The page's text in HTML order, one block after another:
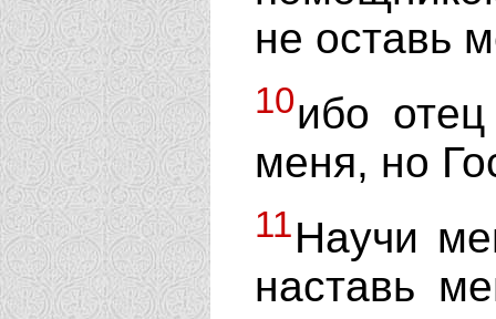
не оставь
10ибо
меня, но
11Научи
наставь